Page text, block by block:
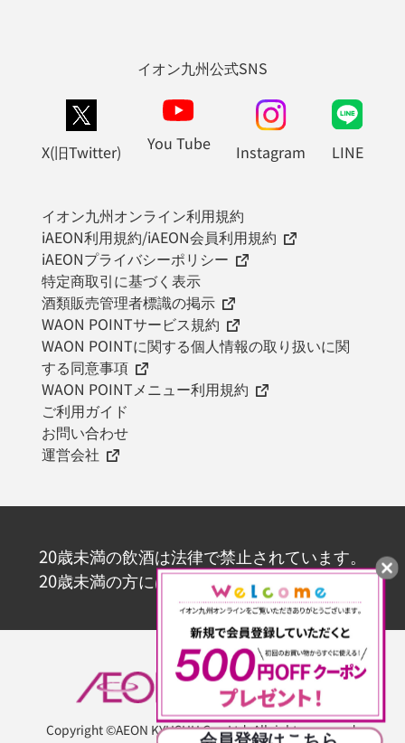
イオン九州公式SNS
X(旧Twitter) You Tube Instagram LINE
イオン九州オンライン利用規約
iAEON利用規約/iAEON会員利用規約
iAEONプライバシーポリシー
特定商取引に基づく表示
酒類販売管理者標識の掲示
WAON POINTサービス規約
WAON POINTに関する個人情報の取り扱いに関
する同意事項
WAON POINTメニュー利用規約
ご利用ガイド
お問い合わせ
運営会社
20歳未満の飲酒は法律で禁止されています。
20歳未満の方にはお酒を販売いたしません。
Copyright ©AEON KYUSHU Co., Ltd. All rights reserved.